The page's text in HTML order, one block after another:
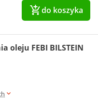
do koszyka
oleju FEBI BILSTEIN